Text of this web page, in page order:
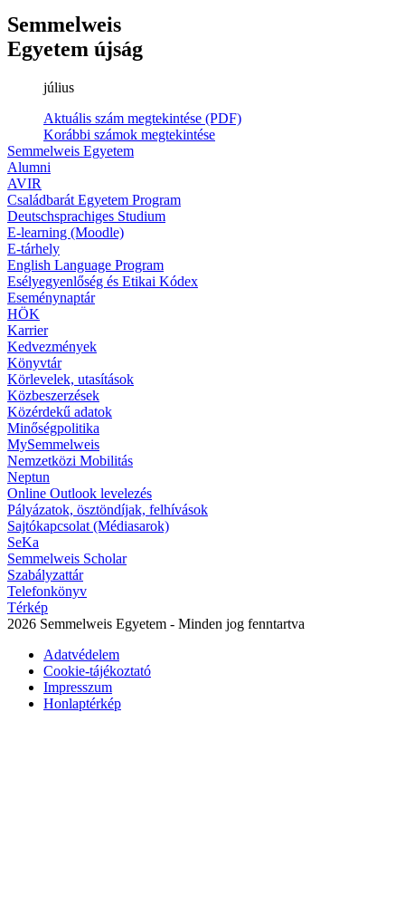
Semmelweis
Egyetem újság
július
Aktuális szám megtekintése (PDF)
Korábbi számok megtekintése
Semmelweis Egyetem
Alumni
AVIR
Családbarát Egyetem Program
Deutschsprachiges Studium
E-learning (Moodle)
E-tárhely
English Language Program
Esélyegyenlőség és Etikai Kódex
Eseménynaptár
HÖK
Karrier
Kedvezmények
Könyvtár
Körlevelek, utasítások
Közbeszerzések
Közérdekű adatok
Minőségpolitika
MySemmelweis
Nemzetközi Mobilitás
Neptun
Online Outlook levelezés
Pályázatok, ösztöndíjak, felhívások
Sajtókapcsolat (Médiasarok)
SeKa
Semmelweis Scholar
Szabályzattár
Telefonkönyv
Térkép
2026 Semmelweis Egyetem - Minden jog fenntartva
Adatvédelem
Cookie-tájékoztató
Impresszum
Honlaptérkép